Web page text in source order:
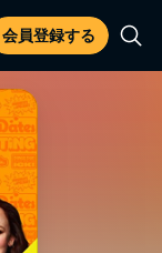
会員登録する